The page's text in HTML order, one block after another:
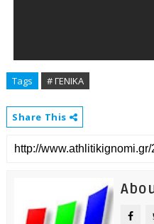
Tags # ΓΕΝΙΚΑ
Share This